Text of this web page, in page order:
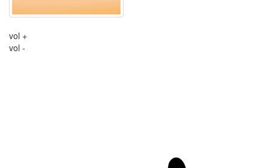
vol +
vol -